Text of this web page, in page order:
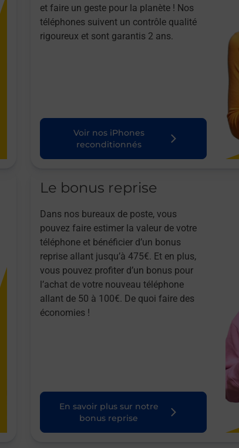
et faire un geste pour la planète ! Nos
téléphones suivent un contrôle qualité
rigoureux et sont garantis 2 ans.
Voir nos iPhones
reconditionnés
Le bonus reprise
Dans nos bureaux de poste, vous
pouvez faire estimer la valeur de votre
téléphone et bénéficier d’un bonus
reprise allant jusqu’à 475€. Et en plus,
vous pouvez profiter d’un bonus pour
l’achat de votre nouveau téléphone
allant de 50 à 100€. De quoi faire des
économies !
En savoir plus sur notre
bonus reprise